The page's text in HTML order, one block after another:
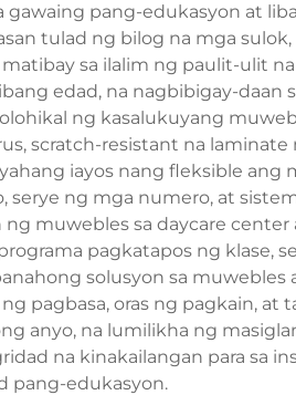
pang-edukasyon at
tulad ng bilog na mga
sa ilalim ng paulit-ulit
edad, na nagbibigay-daan
ng kasalukuyang
scratch-resistant na
iayos nang fleksible ang
ng mga numero, at
muwebles sa daycare
pagkatapos ng klase,
solusyon sa muwebles
pagbasa, oras ng pagkain, at
anyo, na lumilikha ng
na kinakailangan para sa
pang-edukasyon.